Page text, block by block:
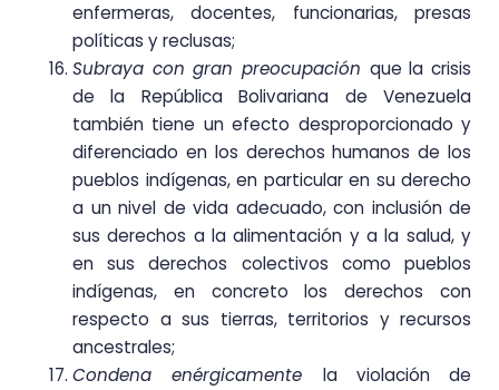
enfermeras, docentes, funcionarias, presas
políticas y reclusas;
Subraya con gran preocupación que la crisis
de la República Bolivariana de Venezuela
también tiene un efecto desproporcionado y
diferenciado en los derechos humanos de los
pueblos indígenas, en particular en su derecho
a un nivel de vida adecuado, con inclusión de
sus derechos a la alimentación y a la salud, y
en sus derechos colectivos como pueblos
indígenas, en concreto los derechos con
respecto a sus tierras, territorios y recursos
ancestrales;
Condena enérgicamente la violación de